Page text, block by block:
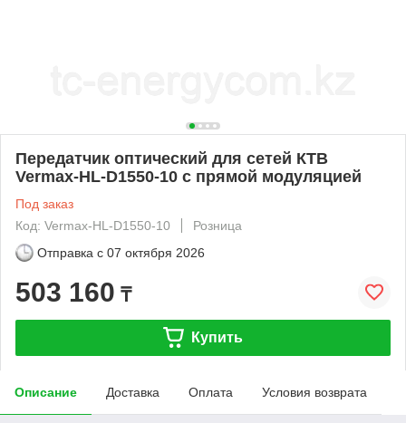
Передатчик оптический для сетей КТВ
Vermax-HL-D1550-10 с прямой модуляцией
Под заказ
Код: Vermax-HL-D1550-10
Розница
Отправка с 07 октября 2026
503 160 ₸
Купить
Описание Доставка Оплата Условия возврата